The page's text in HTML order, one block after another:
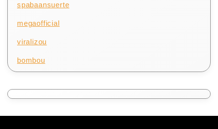
spabaansuerte
megaofficial
viralizou
bombou